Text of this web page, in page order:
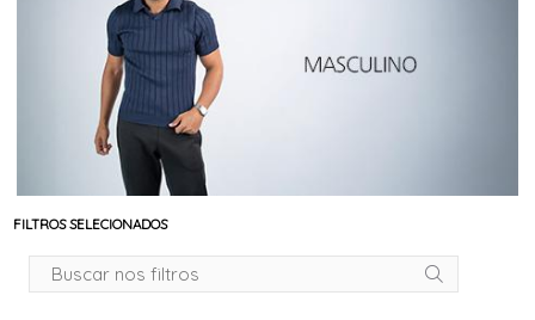
FILTROS SELECIONADOS